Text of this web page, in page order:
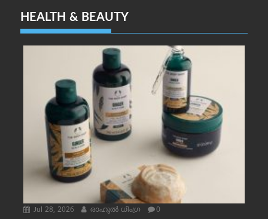
HEALTH & BEAUTY
Jul 28, 2026 രാഹുല്‍ ധിംഗ്ര 0